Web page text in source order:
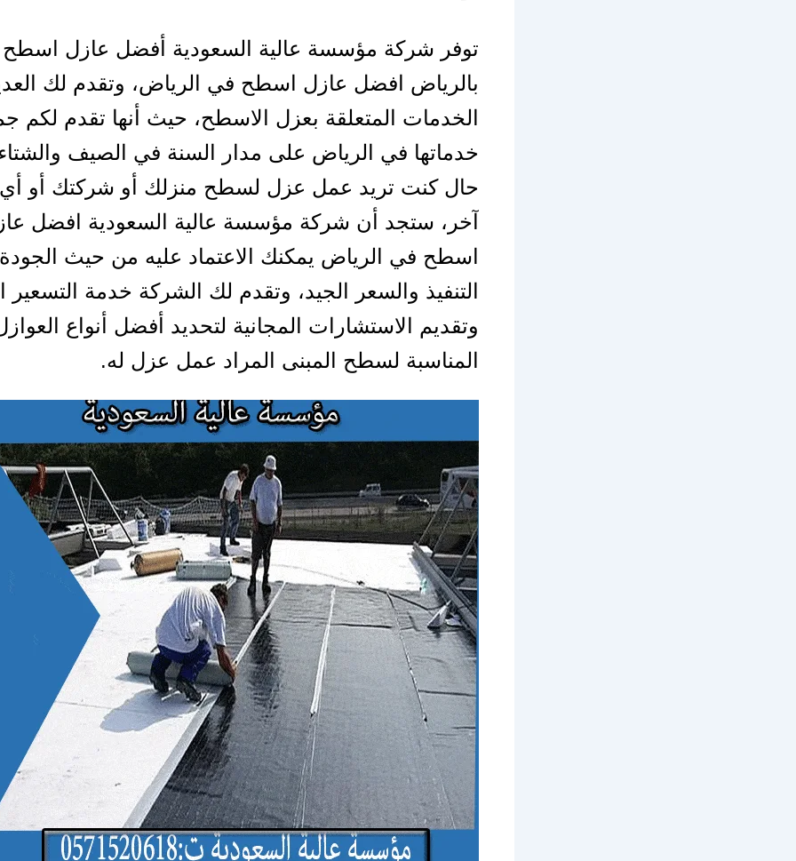
توفر شركة مؤسسة عالية السعودية أفضل عازل اسطح
بالرياض افضل عازل اسطح في الرياض، وتقدم لك
الخدمات المتعلقة بعزل الاسطح، حيث أنها تقدم لكم
خدماتها في الرياض على مدار السنة في الصيف
حال كنت تريد عمل عزل لسطح منزلك أو شركتك أو
آخر، ستجد أن شركة مؤسسة عالية السعودية افضل
اسطح في الرياض يمكنك الاعتماد عليه من حيث
التنفيذ والسعر الجيد، وتقدم لك الشركة خدمة
وتقديم الاستشارات المجانية لتحديد أفضل أنواع
المناسبة لسطح المبنى المراد عمل عزل له.